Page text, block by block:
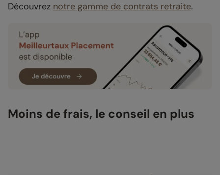
Découvrez notre gamme de contrats retraite.
Moins de frais, le conseil en plus